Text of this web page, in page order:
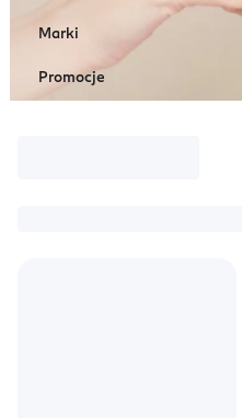
Marki
Promocje